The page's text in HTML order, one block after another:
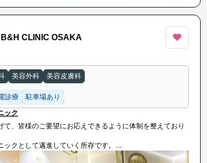
CLINIC OSAKA
美容外科 美容皮膚科
診療 駐車場あり
ック
て、皆様のご要望にお応えできるように体制を整えており
クとして邁進していく所存です。
申し上げております。